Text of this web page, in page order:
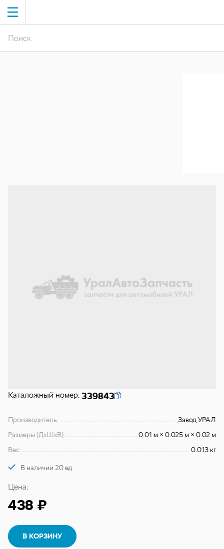
Каталожный номер: 339843
Производитель:
Завод УРАЛ
Размеры (ДхШхВ):
0.01 м × 0.025 м × 0.02 м
Вес:
0.013 кг
В наличии 20 ед
Цена:
438 ₽
В КОРЗИНУ